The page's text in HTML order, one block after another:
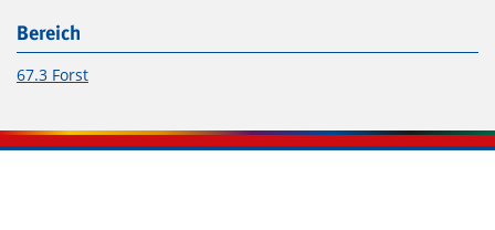
Bereich
67.3 Forst